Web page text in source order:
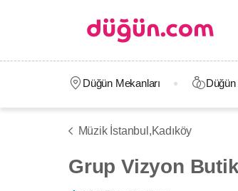
Düğün Mekanları Düğün
Müzik İstanbul,Kadıköy
Grup Vizyon